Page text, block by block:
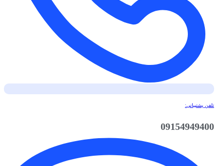
تلفن پشتیبانی:
09154949400